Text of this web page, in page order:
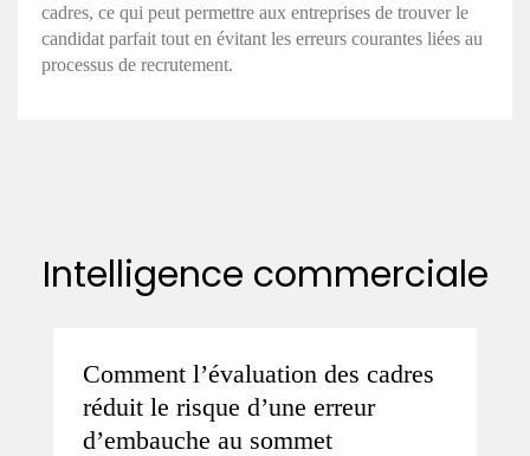
cadres, ce qui peut permettre aux entreprises de trouver le
candidat parfait tout en évitant les erreurs courantes liées au
processus de recrutement.
Intelligence commerciale
Comment l’évaluation des cadres
réduit le risque d’une erreur
d’embauche au sommet